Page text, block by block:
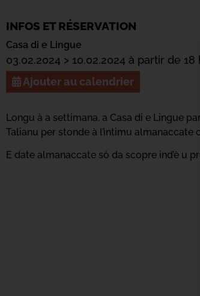
INFOS ET RÉSERVATION
Casa di e Lingue
03.02.2024 > 10.02.2024 à partir de 18
Ajouter au calendrier
Longu à a settimana, a Casa di e Lingue
Talianu per stonde à l’ìntimu
E date almanaccate sò da scopre ind’è u